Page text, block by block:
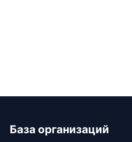
База организаций